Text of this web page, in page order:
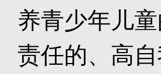
养青少年儿
责任的、高